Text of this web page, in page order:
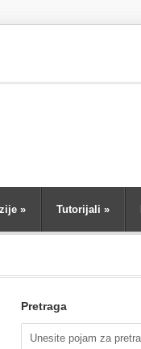
» Tutorijali »
Pretraga